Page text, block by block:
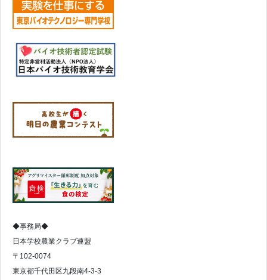
◆事務局◆
日本学校農業クラブ連盟
〒102-0074
東京都千代田区九段南4-3-3